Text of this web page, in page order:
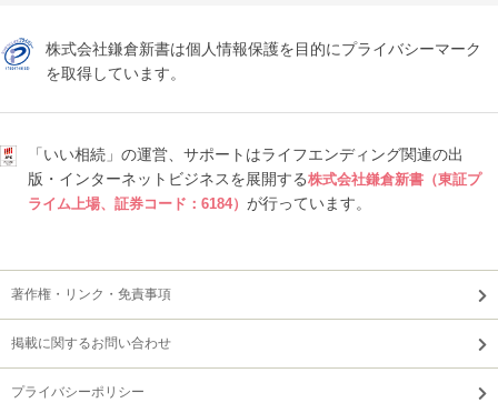
株式会社鎌倉新書は個人情報保護を目的にプライバシーマーク
を取得しています。
「いい相続」の運営、サポートはライフエンディング関連の出
版・インターネットビジネスを展開する株式会社鎌倉新書（東証プ
ライム上場、証券コード：6184） が行っています。
著作権・リンク・免責事項
掲載に関するお問い合わせ
プライバシーポリシー